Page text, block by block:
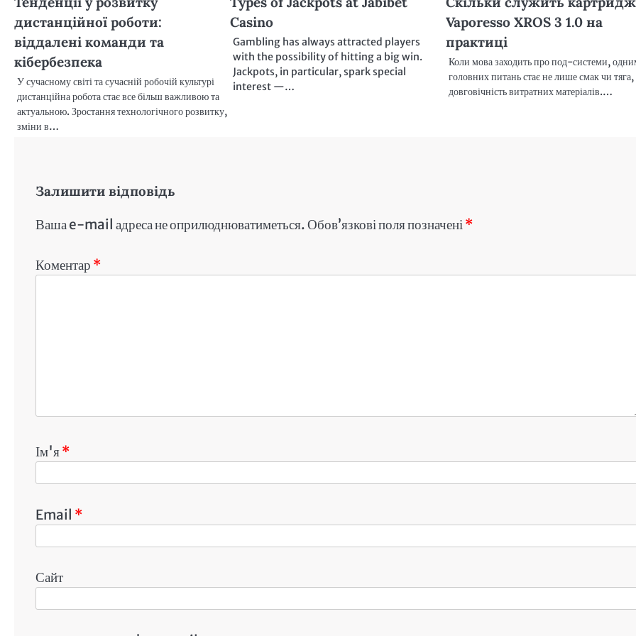
дистанційної роботи:
віддалені команди та
кібербезпека
У сучасному світі та сучасній робочій культурі
дистанційна робота стає все більш важливою та
актуальною. Зростання технологічного розвитку,
зміни в…
Casino
Gambling has always attracted players
with the possibility of hitting a big win.
Jackpots, in particular, spark special
interest —…
Vaporesso XROS 3 1.0 на
практиці
Коли мова заходить про под-системи,
головних питань стає не лише смак чи тяга,
довговічність витратних матеріалів.…
Залишити відповідь
Ваша e-mail адреса не оприлюднюватиметься.Обов’язкові поля позначені*
Коментар *
Ім'я*
Email *
Сайт